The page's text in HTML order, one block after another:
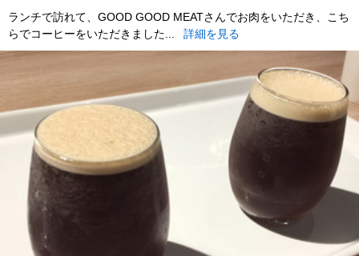
ランチで訪れて、GOOD GOOD MEATさんでお肉をいただき、こち
らでコーヒーをいただきました...
詳細を見る